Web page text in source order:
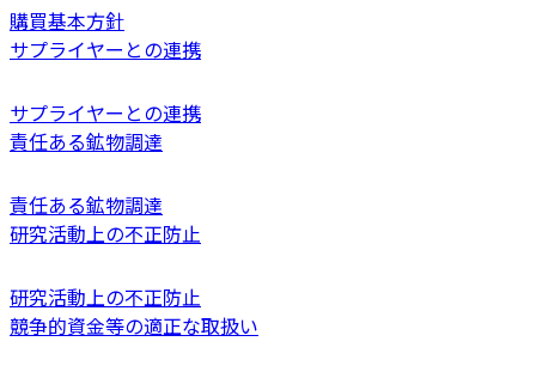
購買基本方針
サプライヤーとの連携
サプライヤーとの連携
責任ある鉱物調達
責任ある鉱物調達
研究活動上の不正防止
研究活動上の不正防止
競争的資金等の適正な取扱い